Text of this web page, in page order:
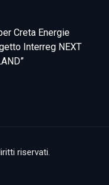
Creta Energie
Interreg NEXT
riservati.